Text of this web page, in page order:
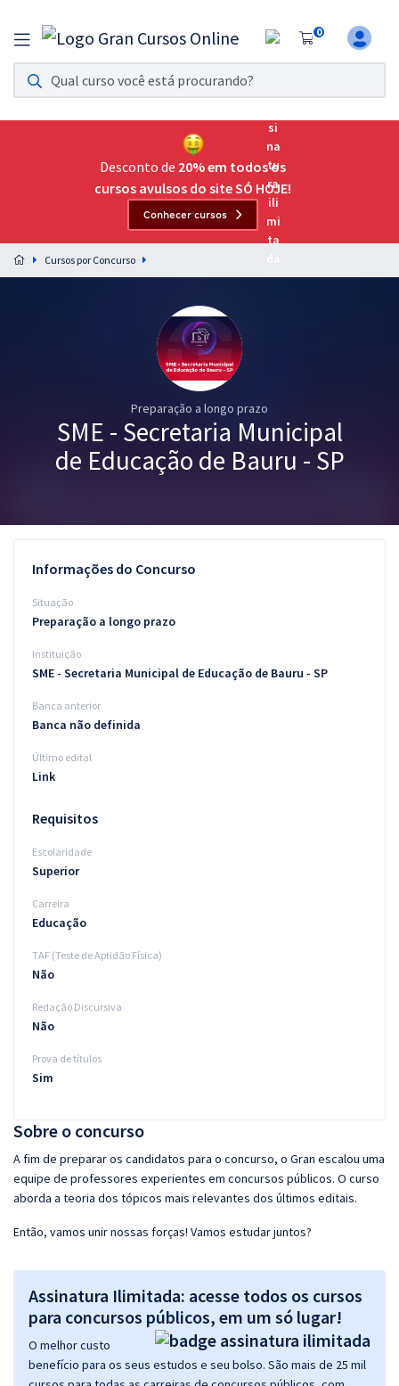
0
Assinatura Ilimitada 11
Acesso a todos os cursos. Teste grátis por 7 dias!
Assinatura OAB Até Passar
Acesso ilimitado a toda preparação para o Exame da
Preparação completa e intensiva para as principais
residências em saúde do Brasil
Graduação
Conteúdo gratuito
Blog
Desconto de 20% em todos os
cursos avulsos do site SÓ HOJE!
Conhecer cursos
Cursos por Concurso
Preparação a longo prazo
SME - Secretaria Municipal
de Educação de Bauru - SP
Sobre o concurso
A fim de preparar os candidatos para o concurso, o Gran escalou uma
equipe de professores experientes em concursos públicos. O curso
aborda a teoria dos tópicos mais relevantes dos últimos editais.
Então, vamos unir nossas forças! Vamos estudar juntos?
Assinatura Ilimitada: acesse todos os cursos
para concursos públicos, em um só lugar!
O melhor custo
benefício para os seus estudos e seu bolso. São mais de 25 mil
Informações do Concurso
Situação
Preparação a longo prazo
Instituição
SME - Secretaria Municipal de Educação de Bauru - SP
Banca anterior
Banca não definida
Último edital
Link
Requisitos
Escolaridade
Superior
Carreira
Educação
TAF (Teste de Aptidão Física)
Não
Redação Discursiva
Não
Prova de títulos
Sim